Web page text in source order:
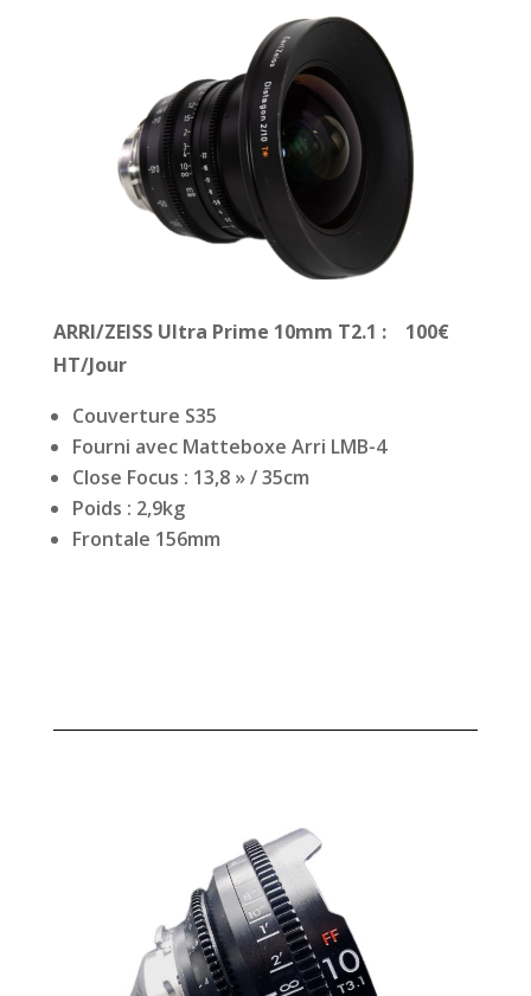
ARRI/ZEISS Ultra Prime 10mm T2.1 : 100€
HT/Jour
Couverture S35
Fourni avec Matteboxe Arri LMB-4
Close Focus : 13,8 » / 35cm
Poids : 2,9kg
Frontale 156mm